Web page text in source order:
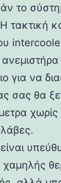
το
τακτική
για να
σας θα
χωρίς
χαμηλής